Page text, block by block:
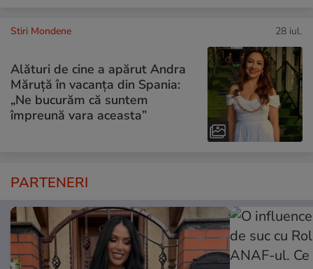
Stiri Mondene 28 iul.
Alături de cine a apărut Andra
Măruță în vacanța din Spania:
„Ne bucurăm că suntem
împreună vara aceasta”
PARTENERI